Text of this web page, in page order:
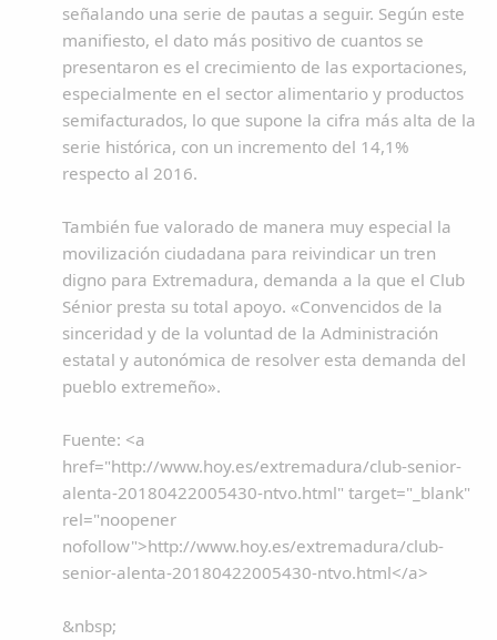
señalando una serie de pautas a seguir. Según este
manifiesto, el dato más positivo de cuantos se
presentaron es el crecimiento de las exportaciones,
especialmente en el sector alimentario y productos
semifacturados, lo que supone la cifra más alta de la
serie histórica, con un incremento del 14,1%
respecto al 2016.
También fue valorado de manera muy especial la
movilización ciudadana para reivindicar un tren
digno para Extremadura, demanda a la que el Club
Sénior presta su total apoyo. «Convencidos de la
sinceridad y de la voluntad de la Administración
estatal y autonómica de resolver esta demanda del
pueblo extremeño».
Fuente: <a
href="http://www.hoy.es/extremadura/club-senior-
alenta-20180422005430-ntvo.html" target="_blank"
rel="noopener
nofollow">http://www.hoy.es/extremadura/club-
senior-alenta-20180422005430-ntvo.html</a>
&nbsp;